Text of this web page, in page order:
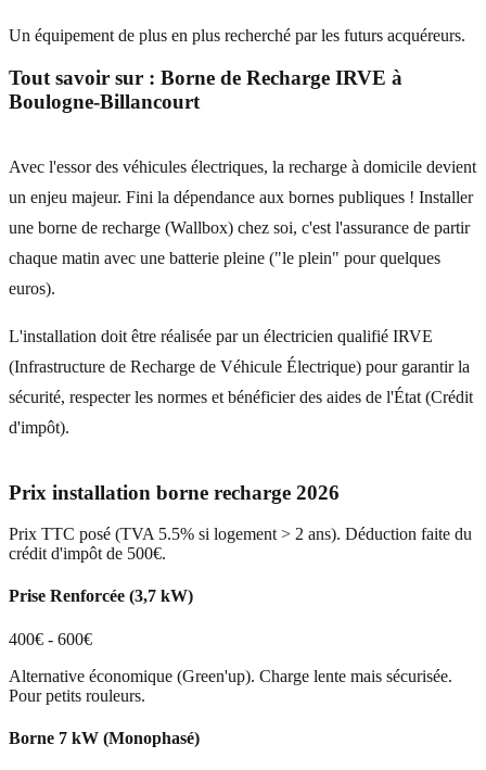
Un équipement de plus en plus recherché par les futurs acquéreurs.
Tout savoir sur : Borne de Recharge IRVE à
Boulogne-Billancourt
Avec l'essor des véhicules électriques, la recharge à domicile devient
un enjeu majeur. Fini la dépendance aux bornes publiques ! Installer
une borne de recharge (Wallbox) chez soi, c'est l'assurance de partir
chaque matin avec une batterie pleine ("le plein" pour quelques
euros).
L'installation doit être réalisée par un électricien qualifié IRVE
(Infrastructure de Recharge de Véhicule Électrique) pour garantir la
sécurité, respecter les normes et bénéficier des aides de l'État (Crédit
d'impôt).
Prix installation borne recharge 2026
Prix TTC posé (TVA 5.5% si logement > 2 ans). Déduction faite du
crédit d'impôt de 500€.
Prise Renforcée (3,7 kW)
400€ - 600€
Alternative économique (Green'up). Charge lente mais sécurisée.
Pour petits rouleurs.
Borne 7 kW (Monophasé)